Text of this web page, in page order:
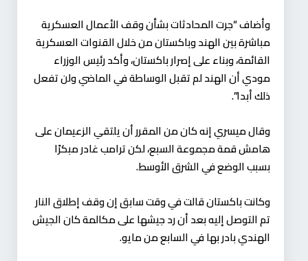
وأضاف “جرت المحادثات بشأن وقف الأعمال العسكرية
مباشرة بين الهند وباكستان من خلال القنوات العسكرية
القائمة، وبناء على إصرار باكستان، وأكد رئيس الوزراء
مودي أن الهند لم تقبل الوساطة في الماضي ولن تفعل
ذلك أبدا”.
وقال ميسري إنه كان من المقرر أن يلتقي الزعيمان على
هامش قمة مجموعة السبع، لكن ترامب غادر مبكرًا
بسبب الوضع في الشرق الأوسط.
وكانت باكستان قالت في وقت سابق إن وقف إطلاق النار
تم التوصل إليه بعد أن رد جيشها على مكالمة كان الجيش
الهندي بادر بها في السابع من مايو.